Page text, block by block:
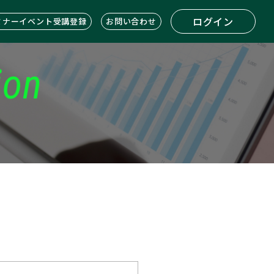
ナーイベント受講登録 お問い合わせ ログイン